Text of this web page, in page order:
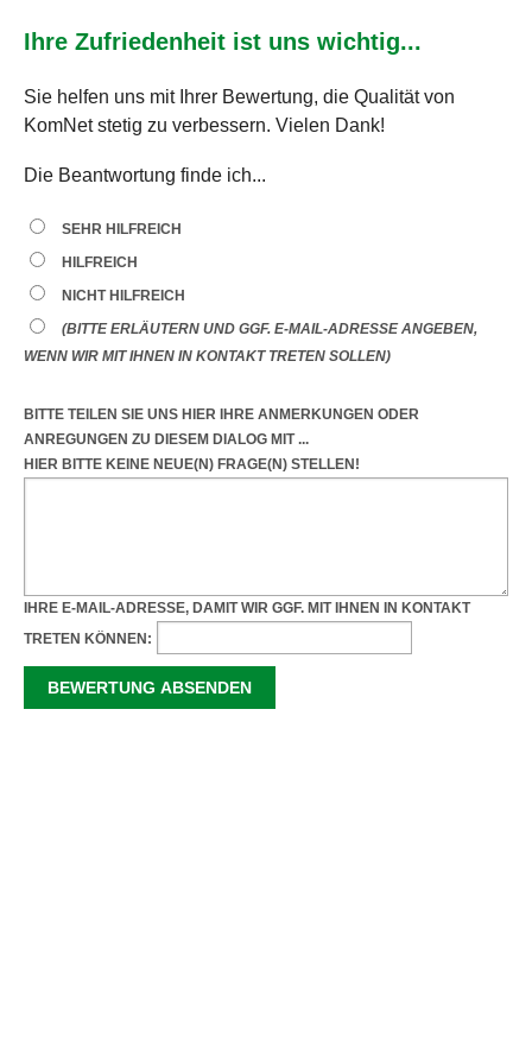
Ihre Zufriedenheit ist uns wichtig...
Sie helfen uns mit Ihrer Bewertung, die Qualität von
KomNet stetig zu verbessern. Vielen Dank!
Die Beantwortung finde ich...
SEHR HILFREICH
HILFREICH
NICHT HILFREICH
(BITTE ERLÄUTERN UND GGF. E-MAIL-ADRESSE ANGEBEN,
WENN WIR MIT IHNEN IN KONTAKT TRETEN SOLLEN)
BITTE TEILEN SIE UNS HIER IHRE ANMERKUNGEN ODER
ANREGUNGEN ZU DIESEM DIALOG MIT ...
HIER BITTE KEINE NEUE(N) FRAGE(N) STELLEN!
IHRE E-MAIL-ADRESSE, DAMIT WIR GGF. MIT IHNEN IN KONTAKT
TRETEN KÖNNEN: